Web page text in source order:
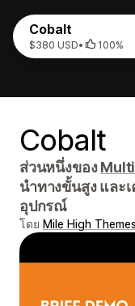
Cobalt
$380 USD• 100%
Cobalt
ส่วนหนึ่งของMulti
นำทางขั้นสูง และ
อุปกรณ์
โดย Mile High Themes